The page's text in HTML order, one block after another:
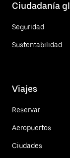
Ciudadanía
Seguridad
Sustentabilidad
Viajes
Reservar
Aeropuertos
Ciudades